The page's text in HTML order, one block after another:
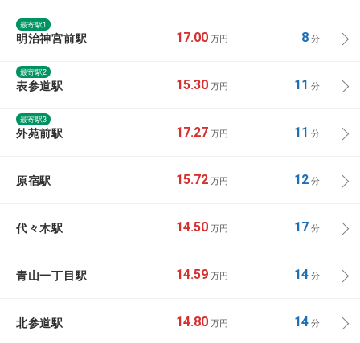
最寄駅1
明治神宮前駅 17.00 万円 8分
最寄駅2
表参道駅 15.30 万円 11 分
最寄駅3
外苑前駅 17.27 万円 11 分
原宿駅 15.72 万円 12分
代々木駅 14.50 万円 17分
青山一丁目駅 14.59 万円 14分
北参道駅 14.80 万円 14分